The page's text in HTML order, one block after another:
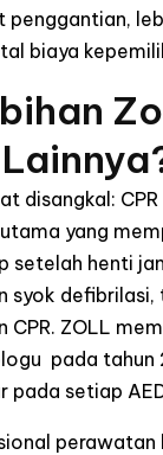
penggantian,
biaya
disangkal:
yang
setelah henti
syok
CPR. ZOLL
pada tahun
pada setiap
perawatan